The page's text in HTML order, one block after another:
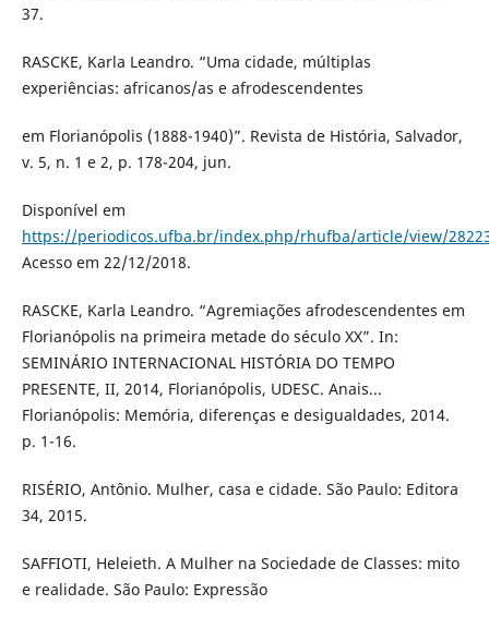
37.
RASCKE, Karla Leandro. “Uma cidade, múltiplas
experiências: africanos/as e afrodescendentes
em Florianópolis (1888-1940)”. Revista de História, Salvador,
v. 5, n. 1 e 2, p. 178-204, jun.
Disponível em
https://periodicos.ufba.br/index.php/rhufba/article/view/
Acesso em 22/12/2018.
RASCKE, Karla Leandro. “Agremiações afrodescendentes em
Florianópolis na primeira metade do século XX”. In:
SEMINÁRIO INTERNACIONAL HISTÓRIA DO TEMPO
PRESENTE, II, 2014, Florianópolis, UDESC. Anais...
Florianópolis: Memória, diferenças e desigualdades, 2014.
p. 1-16.
RISÉRIO, Antônio. Mulher, casa e cidade. São Paulo: Editora
34, 2015.
SAFFIOTI, Heleieth. A Mulher na Sociedade de Classes: mito
e realidade. São Paulo: Expressão